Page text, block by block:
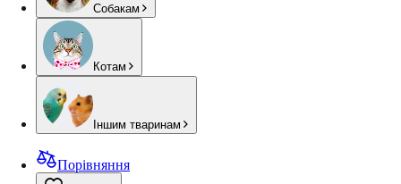
Собакам
Котам
Іншим тваринам
Порівняння